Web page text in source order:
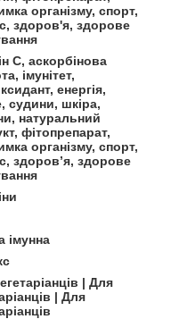
організму, спорт,
здоров'я, здорове
C, аскорбінова
імунітет,
енергія,
судини, шкіра,
натуральний
фітопрепарат,
організму, спорт,
здоров’я, здорове
імунна
| Для
| Для